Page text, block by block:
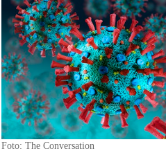
Foto: The Conversation